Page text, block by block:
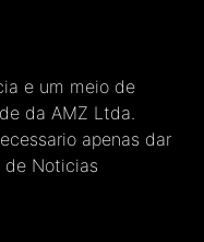
e um meio de
da AMZ Ltda.
apenas dar
de Noticias